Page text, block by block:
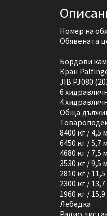
Номер на
Обявената
Бордови
Кран
JIB PJ080
6
4
Обща
8400 кг / 4,5 м
6450 кг / 5,7 м
4680 кг / 7,5 м
3530 кг / 9,5 м
2810 кг /
2300 кг /
1960 кг /
Лебедка
Радио